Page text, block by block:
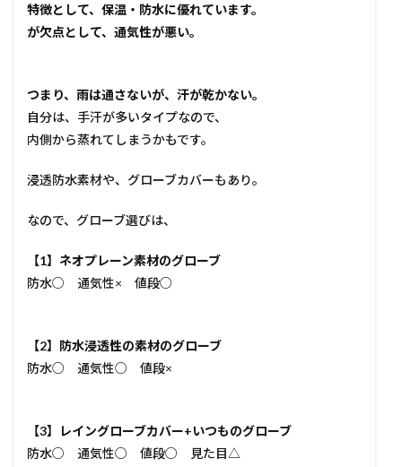
特徴として、保温・防水に優れています。
が欠点として、通気性が悪い。
つまり、雨は通さないが、汗が乾かない。
自分は、手汗が多いタイプなので、
内側から蒸れてしまうかもです。
浸透防水素材や、グローブカバーもあり。
なので、グローブ選びは、
【1】ネオプレーン素材のグローブ
防水○ 通気性× 値段○
【2】防水浸透性の素材のグローブ
防水○ 通気性○ 値段×
【3】レイングローブカバー+いつものグローブ
防水○ 通気性○ 値段○ 見た目△